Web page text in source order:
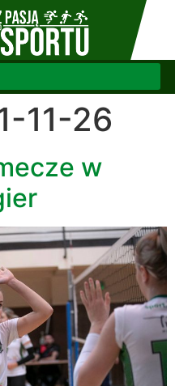
11-26
w